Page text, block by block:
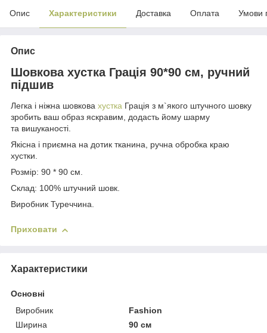
Опис Характеристики Доставка Оплата Умови
Опис
Шовкова хустка Грація 90*90 см, ручний
підшив
Легка і ніжна шовкова хустка Грація з м`якого штучного шовку
зробить ваш образ яскравим, додасть йому шарму
та вишуканості.
Якісна і приємна на дотик тканина, ручна обробка краю
хустки.
Розмір: 90 * 90 см.
Склад: 100% штучний шовк.
Виробник Туреччина.
Приховати
Характеристики
Основні
Виробник
Fashion
Ширина
90 см